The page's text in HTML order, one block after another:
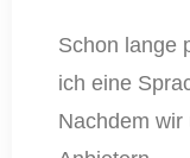
Schon lange
ich eine
Nachdem wir